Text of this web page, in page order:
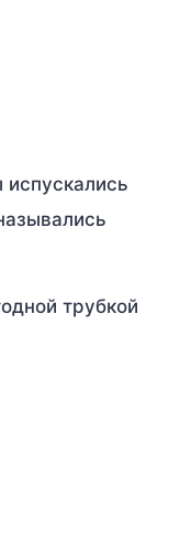
испускались
трубкой